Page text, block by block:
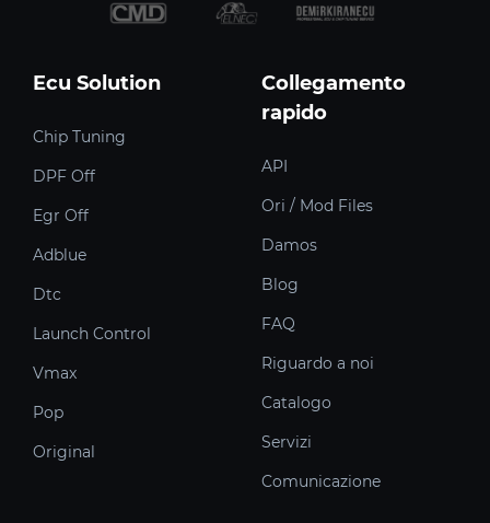
Ecu Solution
Chip Tuning
DPF Off
Egr Off
Adblue
Dtc
Launch Control
Vmax
Pop
Original
Collegamento
rapido
API
Ori / Mod Files
Damos
Blog
FAQ
Riguardo a noi
Catalogo
Servizi
Comunicazione